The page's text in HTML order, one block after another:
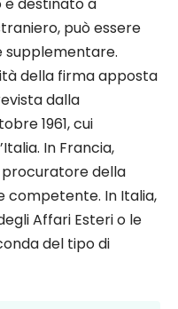
può essere
supplementare.
della firma apposta
dalla
1961, cui
In Francia,
procuratore della
competente. In Italia,
Affari Esteri o le
del tipo di